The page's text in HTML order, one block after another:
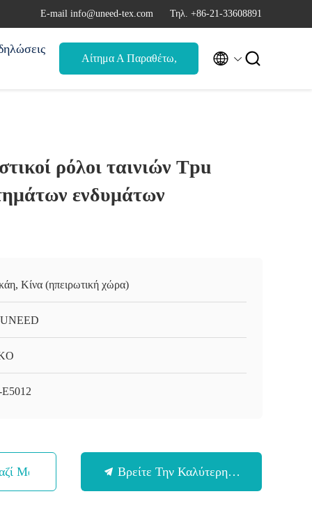
Ε-mail info@uneed-tex.com Τηλ. +86-21-33608891
Αίτημα Α Παραθέτω,  
ρόλοι ταινιών Tpu
ενδυμάτων
Κίνα (ηπειρωτική χώρα)
Μας Βρείτε Την Καλύτερη Τιμή